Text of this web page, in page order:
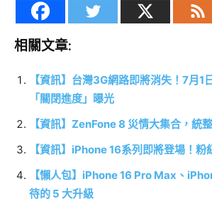
相關文章:
【資訊】台灣3G網路即將消失！7月1
「關閉進度」曝光
【資訊】ZenFone 8 災情大集合，統
【資訊】iPhone 16系列即將登場！
【懶人包】iPhone 16 Pro Max、
待的 5 大升級